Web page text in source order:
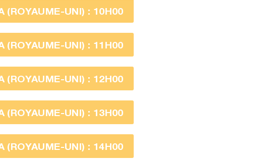
(ROYAUME-UNI) : 10H00
(ROYAUME-UNI) : 11H00
(ROYAUME-UNI) : 12H00
(ROYAUME-UNI) : 13H00
(ROYAUME-UNI) : 14H00